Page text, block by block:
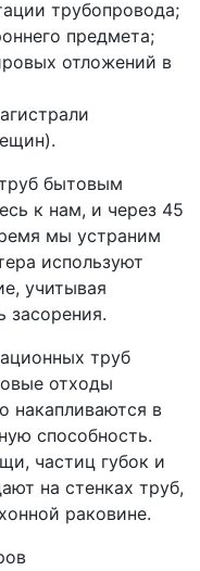
трубопровода;
предмета;
отложений в
бытовым
к нам, и через 45
мы устраним
используют
учитывая
засорения.
труб
отходы
накапливаются в
способность.
частиц губок и
на стенках труб,
раковине.